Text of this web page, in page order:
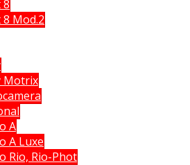
8
Mod.2
Motrix
A
A Luxe
Rio, Rio-Phot